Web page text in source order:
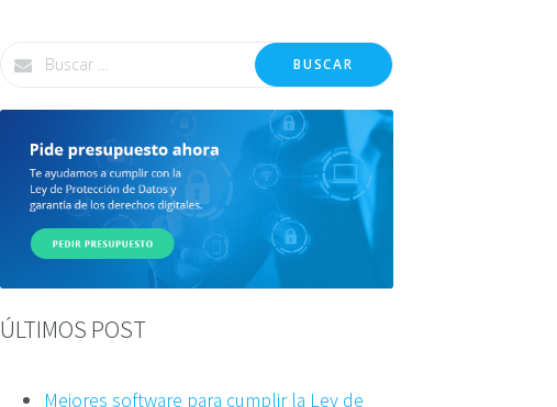
BUSCAR
ÚLTIMOS POST
Mejores software para cumplir la Ley de